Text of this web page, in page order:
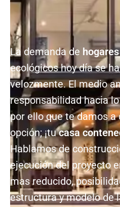
La demanda de
ecológicos hoy día se
velozmente. El medio
responsabilidad hacia
por ello que te damos a
opción; ¡tucasa
Hablamos de
ejecución del proyecto
mas reducido,
estructura y modelo de